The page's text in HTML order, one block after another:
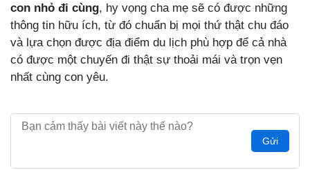
con nhỏ đi cùng, hy vọng cha mẹ sẽ có được những
thông tin hữu ích, từ đó chuẩn bị mọi thứ thật chu đáo
và lựa chọn được địa điểm du lịch phù hợp để cả nhà
có được một chuyến đi thật sự thoải mái và trọn vẹn
nhất cùng con yêu.
Gửi